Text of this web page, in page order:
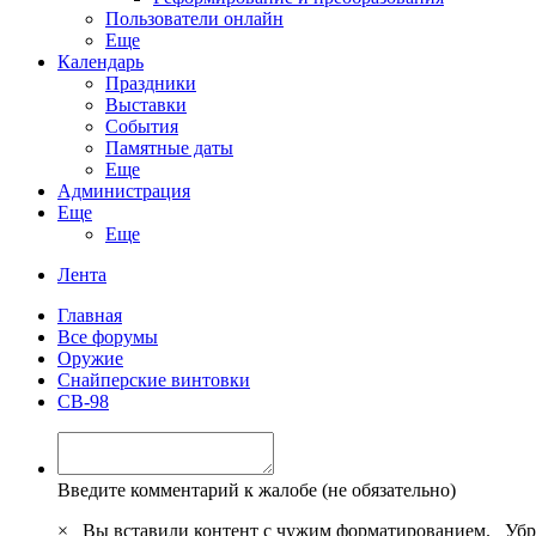
Пользователи онлайн
Еще
Календарь
Праздники
Выставки
События
Памятные даты
Еще
Администрация
Еще
Еще
Лента
Главная
Все форумы
Оружие
Снайперские винтовки
СВ-98
Введите комментарий к жалобе (не обязательно)
×
Вы вставили контент с чужим форматированием.